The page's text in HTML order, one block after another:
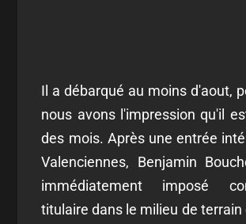
Il a débarqué au moins d'aout,
nous avons l'impression qu'il
des mois. Après une entrée
Valenciennes, Benjamin
immédiatement imposé
titulaire dans le milieu de terrain